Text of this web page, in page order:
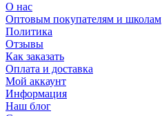
О нас
Оптовым покупателям и школам
Политика
Отзывы
Как заказать
Оплата и доставка
Мой аккаунт
Информация
Наш блог